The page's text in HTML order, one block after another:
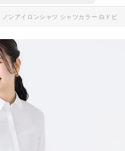
ノンアイロンシャツ シャツカラー 白ドビ